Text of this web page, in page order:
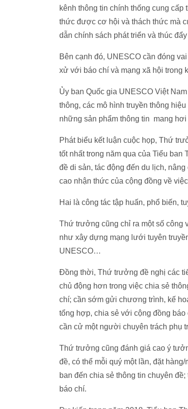
kênh thông tin chính thống cung
thức được cơ hội và thách thức mà
dẫn chính sách phát triển và thúc
Bên cạnh đó, UNESCO cần đóng
xử với báo chí và mạng xã hội trong
Ủy ban Quốc gia UNESCO Việt
thông, các mô hình truyền thông
những sản phẩm thông tin mang
Phát biểu kết luận cuộc họp, Thứ
tốt nhất trong năm qua của Tiểu ban
đề di sản, tác động đến du lịch,
cao nhận thức của cộng đồng về
Hai là công tác tập huấn, phổ biến,
Thứ trưởng cũng chỉ ra một số công
như xây dựng mạng lưới tuyên
UNESCO…
Đồng thời, Thứ trưởng đề nghị các
chủ động hơn trong việc chia sẻ
chí; cần sớm gửi chương trình, kế
tổng hợp, chia sẻ với cộng đồng
cần cử một người chuyên trách phụ
Thứ trưởng cũng đánh giá cao ý
đề, có thể mỗi quý một lần, đặt
ban đến chia sẻ thông tin chuyên
báo chí.